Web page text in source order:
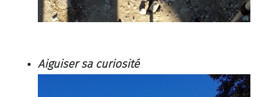
Aiguiser sa curiosité